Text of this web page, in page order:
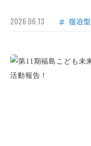
2026.06.13 宿泊型